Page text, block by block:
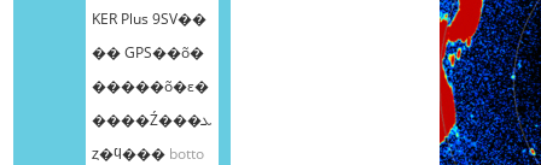
KER Plus 9SV��
�� GPS��õ�
�����õ�ε�
����Ź���ܥ
ȥ�ϥ��� botto